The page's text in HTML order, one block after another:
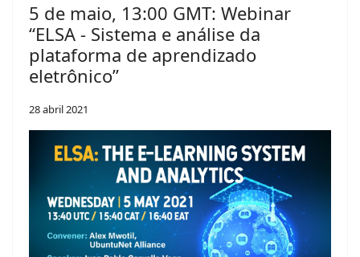
5 de maio, 13:00 GMT: Webinar
“ELSA - Sistema e análise da
plataforma de aprendizado
eletrônico”
28 abril 2021